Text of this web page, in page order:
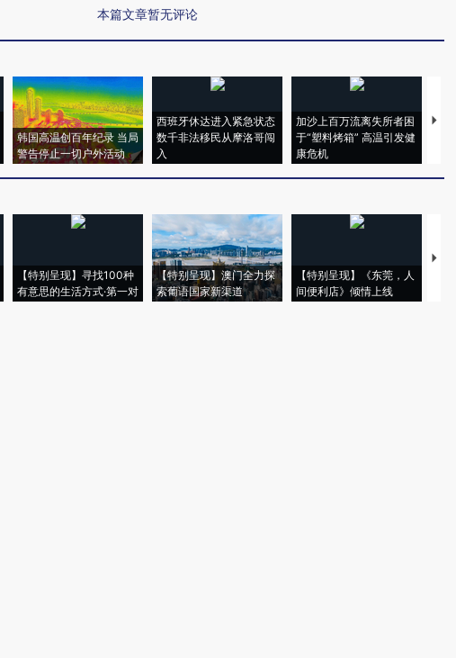
本篇文章暂无评论
韩国高温创百年纪录 当局
警告停止一切户外活动
西班牙休达进入紧急状态
数千非法移民从摩洛哥闯
入
加沙上百万流离失所者困
于“塑料烤箱” 高温引发健
康危机
视
心
【特别呈现】寻找100种
有意思的生活方式·第一对
【特别呈现】澳门全力探
索葡语国家新渠道
【特别呈现】《东莞，人
间便利店》倾情上线
【
会